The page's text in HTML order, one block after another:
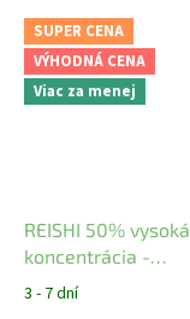
SUPER CENA
VÝHODNÁ CENA
Viac za menej
REISHI 50% vysoká
koncentrácia -
MycoMedica
3 - 7 dní